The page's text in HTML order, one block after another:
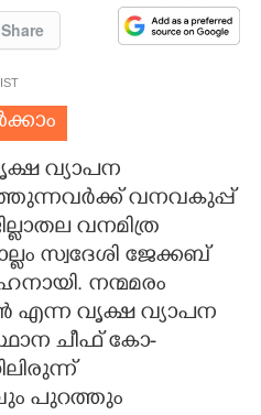
Share
വ്യാപന
വനവകുപ്പ്
വനമിത്ര
സ്വദേശി ജേക്കബ്
നന്മമരം
എന്ന വൃക്ഷ വ്യാപന
ചീഫ് കോ-
പുറത്തും